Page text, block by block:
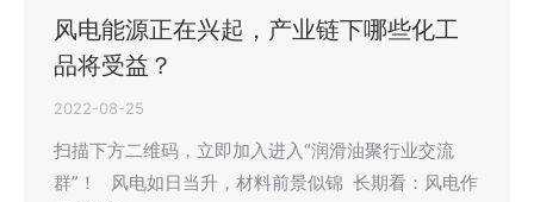
风电能源正在兴起，产业链下哪些化工
品将受益？
2022-08-25
扫描下方二维码，立即加入进入“润滑油聚行业交流
群”！ 风电如日当升，材料前景似锦 长期看：风电作